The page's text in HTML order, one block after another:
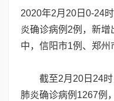
2020年2月20日0-24
炎确诊病例2例，新增
中，信阳市1例、郑州
截至2月20日24时
肺炎确诊病例1267例